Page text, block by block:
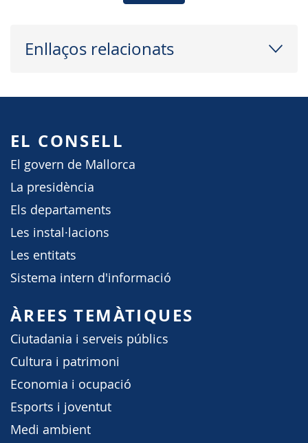
Enllaços relacionats
EL CONSELL
El govern de Mallorca
La presidència
Els departaments
Les instal·lacions
Les entitats
Sistema intern d'informació
ÀREES TEMÀTIQUES
Ciutadania i serveis públics
Cultura i patrimoni
Economia i ocupació
Esports i joventut
Medi ambient